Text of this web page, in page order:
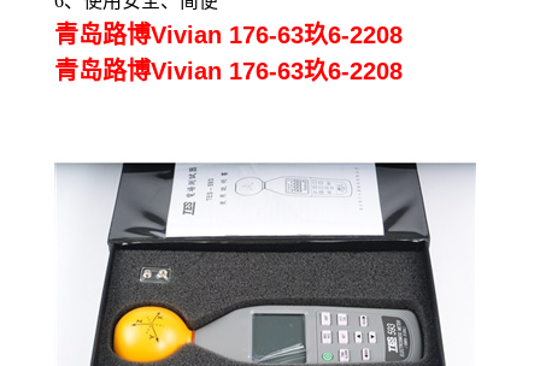
青岛路博Vivian 176-63玖6-2208
青岛路博Vivian 176-63玖6-2208